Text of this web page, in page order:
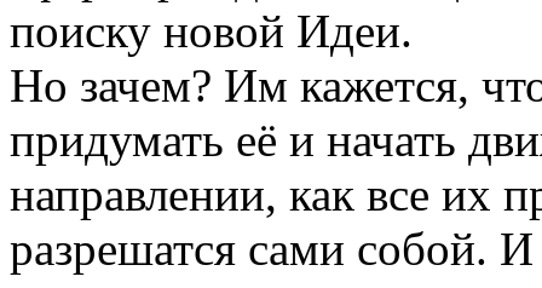
поиску новой Идеи.
Но зачем? Им кажется,
придумать её и начать
направлении, как все их
разрешатся сами собой.